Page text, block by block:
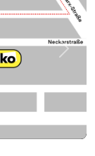
ileri